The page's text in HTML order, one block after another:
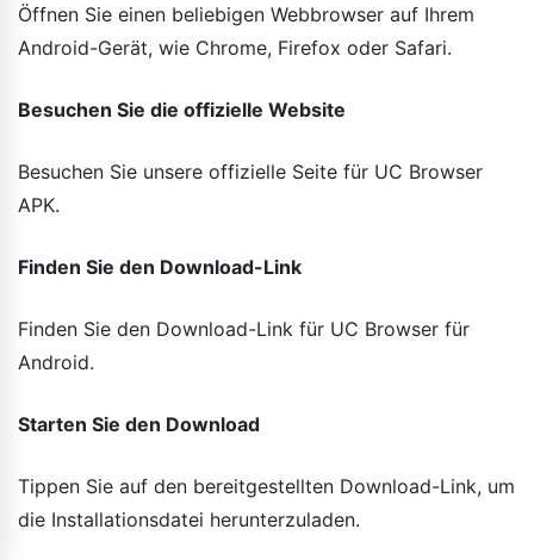
Öffnen Sie einen beliebigen Webbrowser auf Ihrem
Android-Gerät, wie Chrome, Firefox oder Safari.
Besuchen Sie die offizielle Website
Besuchen Sie unsere offizielle Seite für UC Browser
APK.
Finden Sie den Download-Link
Finden Sie den Download-Link für UC Browser für
Android.
Starten Sie den Download
Tippen Sie auf den bereitgestellten Download-Link, um
die Installationsdatei herunterzuladen.